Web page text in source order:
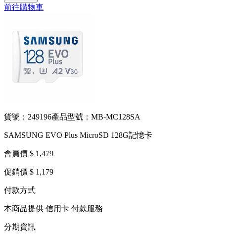
前往購物車
貨號：249196產品型號：MB-MC128SA
SAMSUNG EVO Plus MicroSD 128G記憶卡
會員價 $ 1,479
促銷價 $ 1,179
付款方式
本商品提供 信用卡 付款服務
分期資訊